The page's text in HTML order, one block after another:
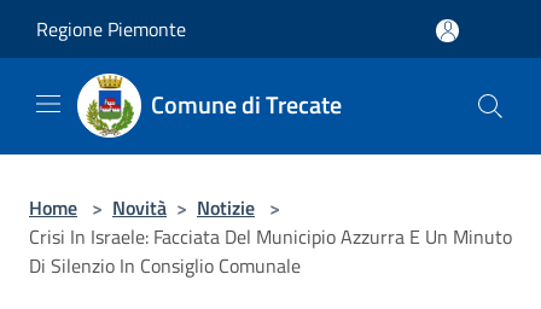
Regione Piemonte
Comune di Trecate
Home > Novità > Notizie >
Crisi In Israele: Facciata Del Municipio Azzurra E Un Minuto
Di Silenzio In Consiglio Comunale